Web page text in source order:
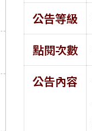
公告等級
點閱次數
公告內容